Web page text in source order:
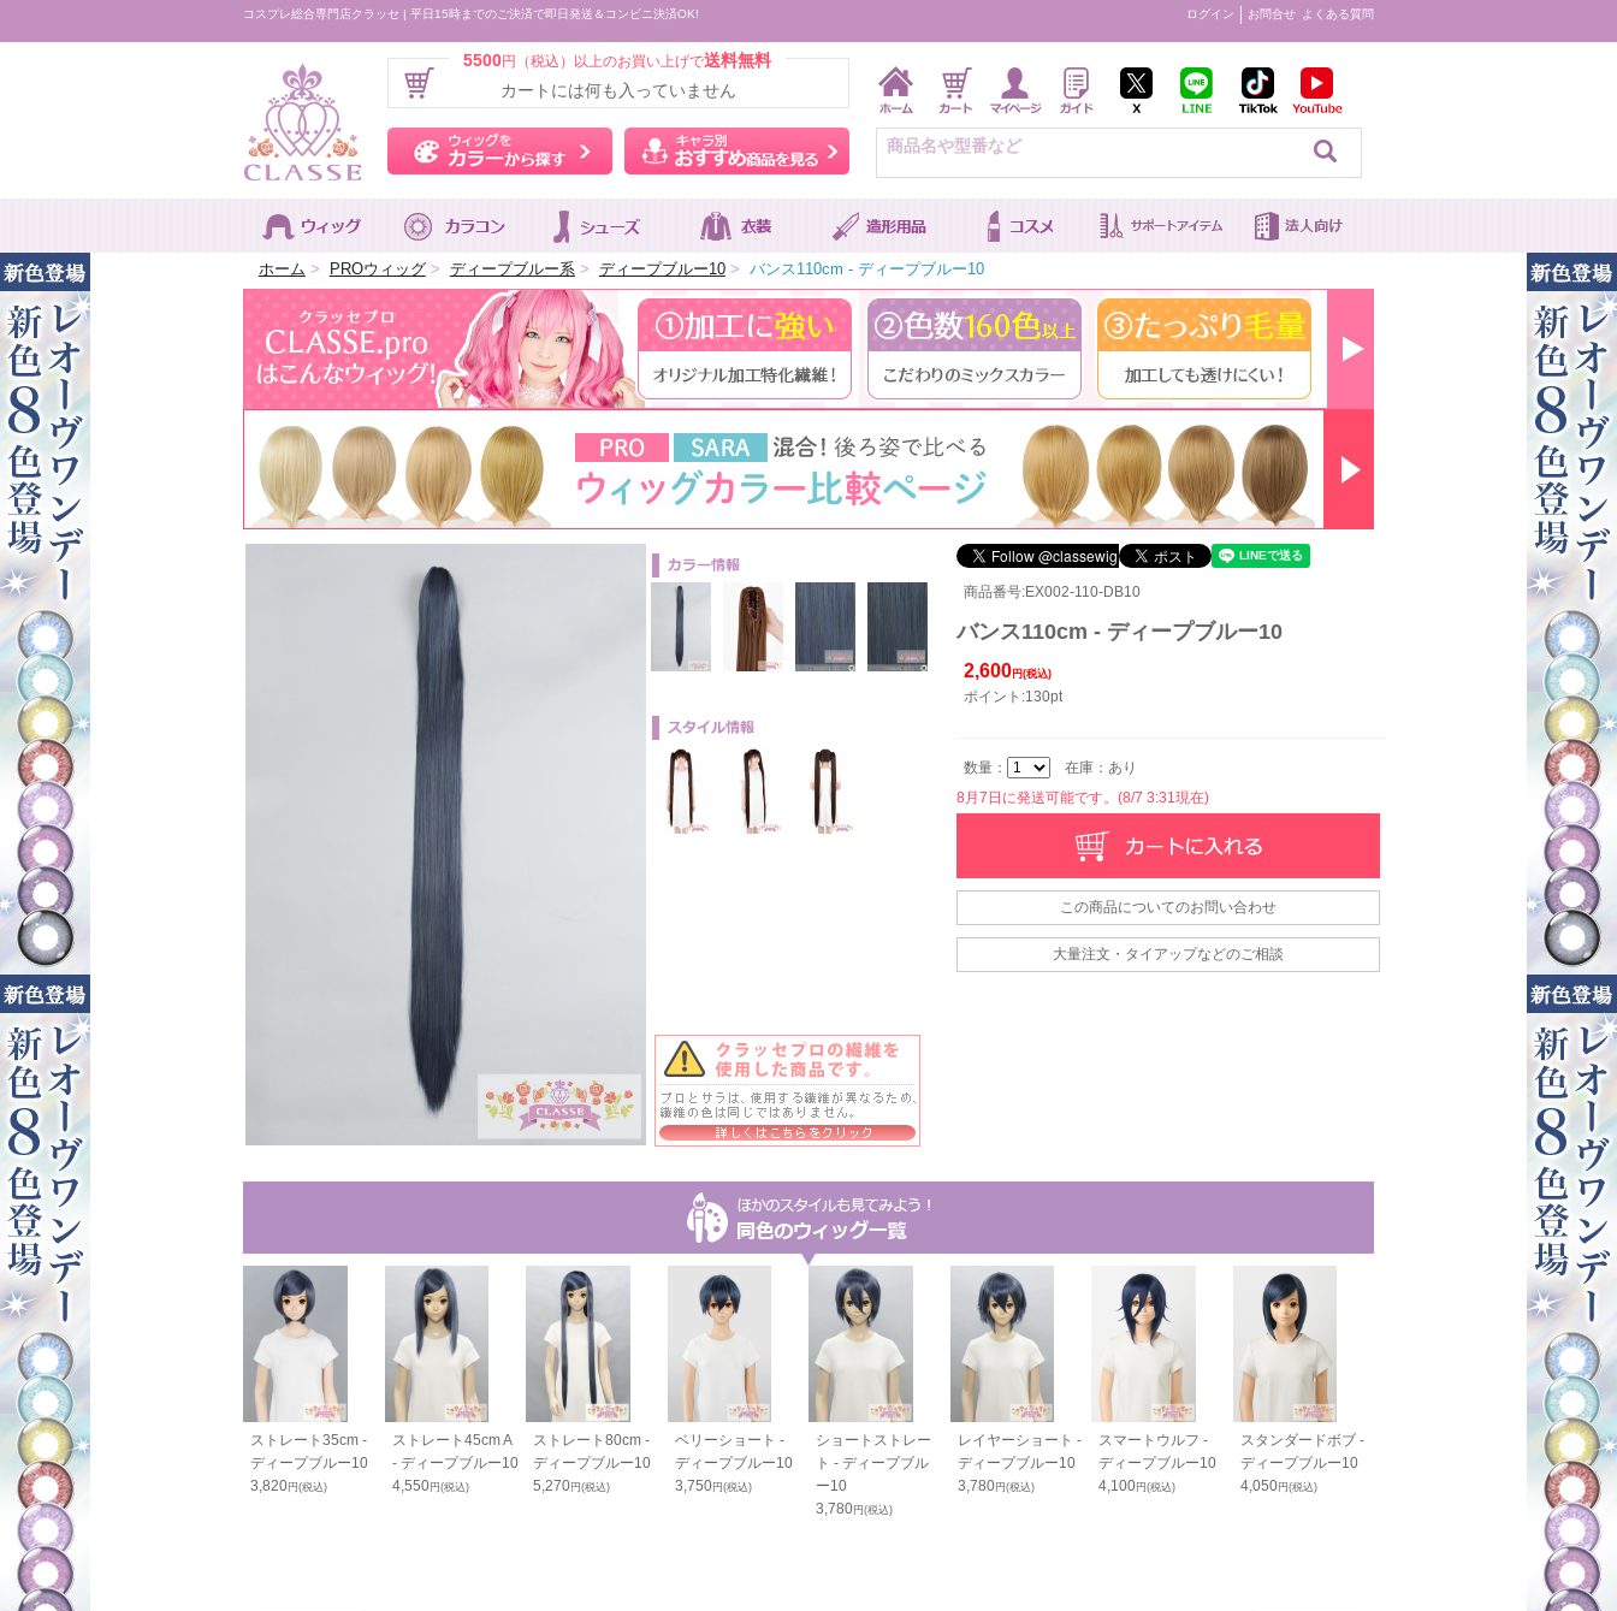
コスプレ総合専門店クラッセ | 平日15時までのご決済で即日発送＆コンビニ決済OK! ログイン お問合せ よくある質問
5500円（税込）以上のお買い上げで送料無料
カートには何も入っていません
ウィッグをカラーから探す キャラ別おすすめ商品を見る
ホーム > PROウィッグ > ディープブルー系 > ディープブルー10 > バンス110cm - ディープブルー10
商品番号:EX002-110-DB10
バンス110cm - ディープブルー10
2,600 円(税込)
ポイント:130pt
数量：
在庫：あり
8月7日に発送可能です。(8/7 3:31現在)
この商品についてのお問い合わせ
大量注文・タイアップなどのご相談
40cm - ディ
ルー10
円(税込)
ストレート35cm -
ディープブルー10
3,820円(税込)
ストレート45cm A
- ディープブルー10
4,550円(税込)
ストレート80cm -
ディープブルー10
5,270円(税込)
ベリーショート -
ディープブルー10
3,750円(税込)
ショートストレー
ト - ディープブル
ー10
3,780円(税込)
レイヤーショート -
ディープブルー10
3,780円(税込)
スマートウルフ -
ディープブルー10
4,100円(税込)
スタンダードボブ -
ディープブルー10
4,050円(税込)
マジックオー
ック ロング -
ープブルー10
9,500円(税込)
8,760円(税込)
%OFF